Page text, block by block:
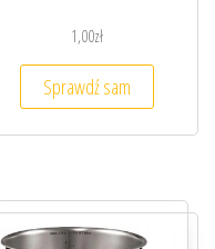
1,00zł
Sprawdź sam